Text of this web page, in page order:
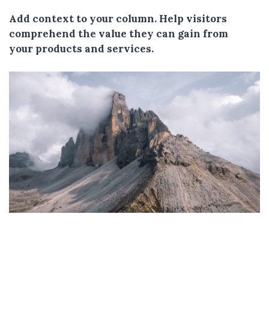
Add context to your column. Help visitors
comprehend the value they can gain from
your products and services.